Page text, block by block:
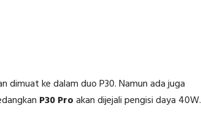
dimuat ke dalam duo P30. Namun ada juga
P30 Proakan dijejali pengisi daya 40W.